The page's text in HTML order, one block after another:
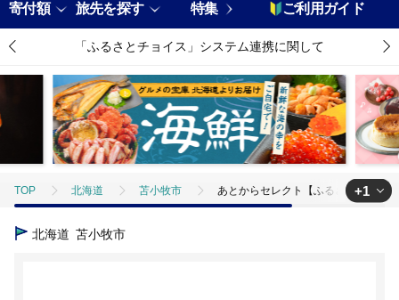
寄付額 旅先を探す 特集 ご利用ガイド
「ふるさとチョイス」システム連携に関して
TOP 北海道 苫小牧市 あとからセレクト【ふるさとギフ
TOP
+1
北海道 苫小牧市